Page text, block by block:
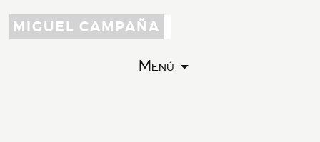
MIGUEL CAMPAÑA
Menú